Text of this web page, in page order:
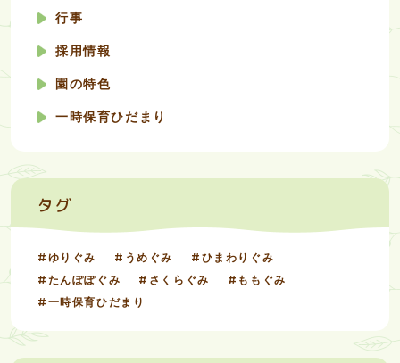
行事
採用情報
園の特色
一時保育ひだまり
タグ
ゆりぐみ うめぐみ
ひまわりぐみ
たんぽぽぐみ
さくらぐみ
ももぐみ
一時保育ひだまり